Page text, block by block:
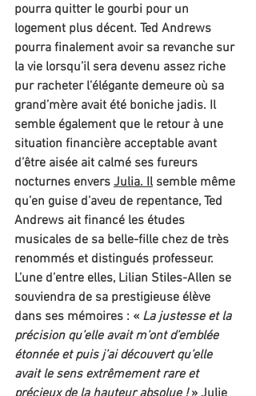
pourra quitter le gourbi pour un
logement plus décent. Ted Andrews
pourra finalement avoir sa revanche sur
la vie lorsqu’il sera devenu assez riche
pur racheter l’élégante demeure où sa
grand’mère avait été boniche jadis. Il
semble également que le retour à une
situation financière acceptable avant
d’être aisée ait calmé ses fureurs
nocturnes envers Julia. Il semble même
qu’en guise d’aveu de repentance, Ted
Andrews ait financé les études
musicales de sa belle-fille chez de très
renommés et distingués professeur.
L’une d’entre elles, Lilian Stiles-Allen se
souviendra de sa prestigieuse élève
dans ses mémoires : « La justesse et la
précision qu’elle avait m’ont d’emblée
étonnée et puis j’ai découvert qu’elle
avait le sens extrêmement rare et